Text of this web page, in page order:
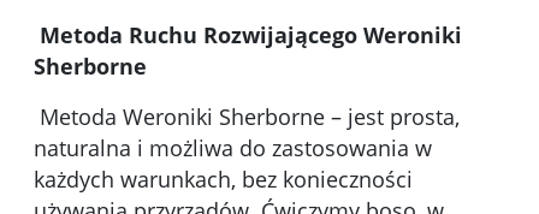
Metoda Ruchu Rozwijającego Weroniki
Sherborne
Metoda Weroniki Sherborne – jest prosta,
naturalna i możliwa do zastosowania w
każdych warunkach, bez konieczności